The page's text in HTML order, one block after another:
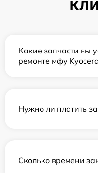
Какие запчасти вы
ремонте мфу
Нужно ли платить
Сколько времени